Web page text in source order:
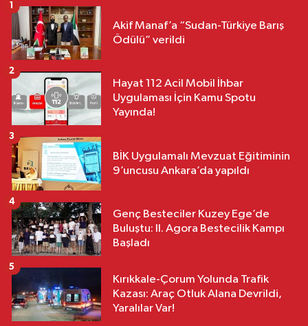
Akif Manaf’a “Sudan-Türkiye Barış
Ödülü” verildi
1
Hayat 112 Acil Mobil İhbar
Uygulaması İçin Kamu Spotu
Yayında!
2
BİK Uygulamalı Mevzuat Eğitiminin
9’uncusu Ankara’da yapıldı
3
Genç Besteciler Kuzey Ege’de
Buluştu: II. Agora Bestecilik Kampı
Başladı
4
Kırıkkale-Çorum Yolunda Trafik
Kazası: Araç Otluk Alana Devrildi,
Yaralılar Var!
5